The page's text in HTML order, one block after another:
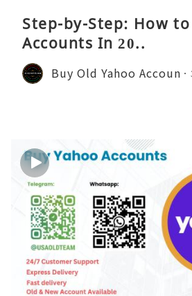
Step-by-Step: How
Accounts In 20..
Buy Old Yahoo Accoun